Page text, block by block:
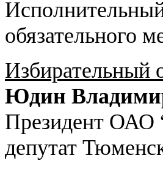
обязательного
Избирательный
Юдин
Президент ОАО
депутат